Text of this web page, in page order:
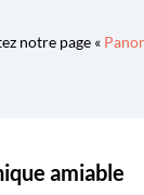
notre page «
amiable